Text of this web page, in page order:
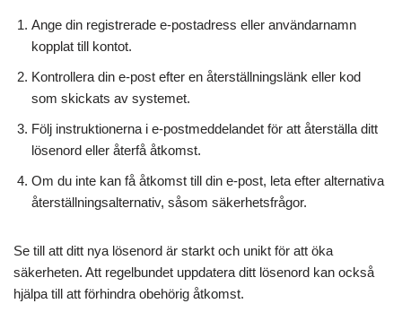
Ange din registrerade e-postadress eller användarnamn
kopplat till kontot.
Kontrollera din e-post efter en återställningslänk eller kod
som skickats av systemet.
Följ instruktionerna i e-postmeddelandet för att återställa ditt
lösenord eller återfå åtkomst.
Om du inte kan få åtkomst till din e-post, leta efter alternativa
återställningsalternativ, såsom säkerhetsfrågor.
Se till att ditt nya lösenord är starkt och unikt för att öka
säkerheten. Att regelbundet uppdatera ditt lösenord kan också
hjälpa till att förhindra obehörig åtkomst.